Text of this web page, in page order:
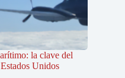
la clave del
Unidos